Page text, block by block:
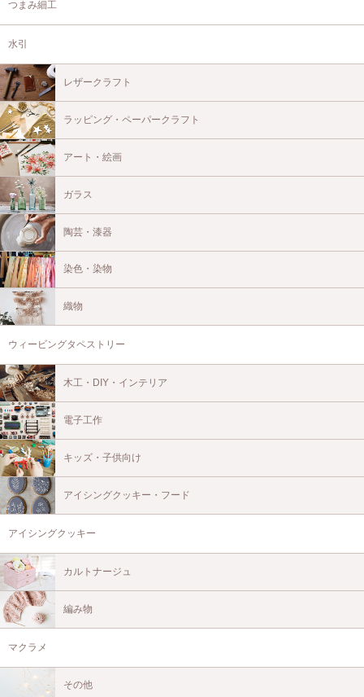
つまみ細工
水引
レザークラフト
ラッピング・ペーパークラフト
アート・絵画
ガラス
陶芸・漆器
染色・染物
織物
ウィービングタペストリー
木工・DIY・インテリア
電子工作
キッズ・子供向け
アイシングクッキー・フード
アイシングクッキー
カルトナージュ
編み物
マクラメ
その他